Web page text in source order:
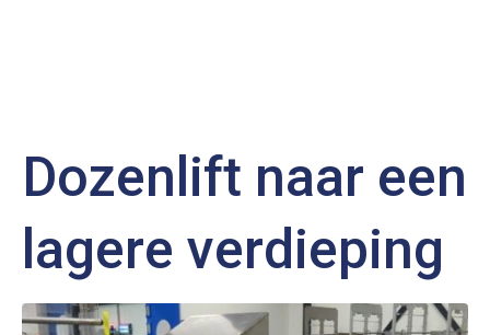
Dozenlift naar een
lagere verdieping